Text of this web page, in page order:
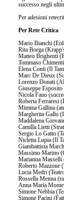
successo negli
Per adesioni
Per Rete Critica
Mario Bianchi
Rita Borga
Matteo Brighenti
Tommaso
Elena Conti (Il
Marc De Dieux
Lorenzo Donati
Giuseppe
Nicola Fano
Roberta Ferraresi
Mimma Gallina
Margherita Gallo
Maddalena
Camilla Lietti
Sergio Lo Gatto
Nicletta Lupia (Il
Giambattista
Massimo Marino
Marianna Masselli
Roberto Mazzone
Lucia Medri
Rossella Menna
Anna Maria
Simone Nebbia
Simone Pacini